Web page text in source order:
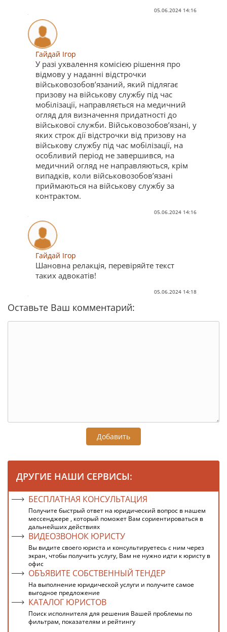
05.06.2024 14:16
Гайдай Ігор
У разі ухвалення комісією рішення про
відмову у наданні відстрочки
військовозобов’язаний, який підлягає
призову на військову службу під час
мобілізації, направляється на медичний
огляд для визначення придатності до
військової служби. Військовозобов’язані, у
яких строк дії відстрочки від призову на
військову службу під час мобілізації, на
особливий період не завершився, на
медичний огляд не направляються, крім
випадків, коли військовозобов’язані
приймаються на військову службу за
контрактом.
05.06.2024 14:16
Гайдай Ігор
Шановна релакція, перевіряйте текст
таких адвокатів!
05.06.2024 14:18
Оставьте Ваш комментарий:
Добавить
ДРУГИЕ НАШИ СЕРВИСЫ:
БЕСПЛАТНАЯ КОНСУЛЬТАЦИЯ
Получите быстрый ответ на юридический вопрос в нашем
мессенджере , который поможет Вам сориентироваться в
дальнейших действиях
ВИДЕОЗВОНОК ЮРИСТУ
Вы видите своего юриста и консультируетесь с ним через
экран, чтобы получить услугу, Вам не нужно идти к юристу в
офис
ОБЪЯВИТЕ СОБСТВЕННЫЙ ТЕНДЕР
На выполнение юридической услуги и получите самое
выгодное предложение
КАТАЛОГ ЮРИСТОВ
Поиск исполнителя для решения Вашей проблемы по
фильтрам, показателям и рейтингу